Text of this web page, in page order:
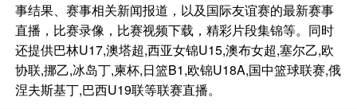
事结果、赛事相关新闻报道，以及国际友谊赛的最新赛事
直播，比赛录像，比赛视频下载，精彩片段集锦等。同时
还提供巴林U17,澳塔超,西亚女锦U15,澳布女超,塞尔乙,欧
协联,挪乙,冰岛丁,柬杯,日篮B1,欧锦U18A,国中篮球联赛,俄
涅夫斯基丁,巴西U19联等联赛直播。